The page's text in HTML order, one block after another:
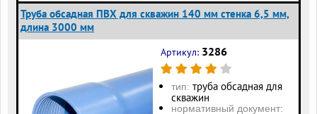
Труба обсадная ПВХ для скважин 140 мм стенка 6,5 мм,
длина 3000 мм
Артикул: 3286
тип: труба обсадная для
скважин
нормативный документ: